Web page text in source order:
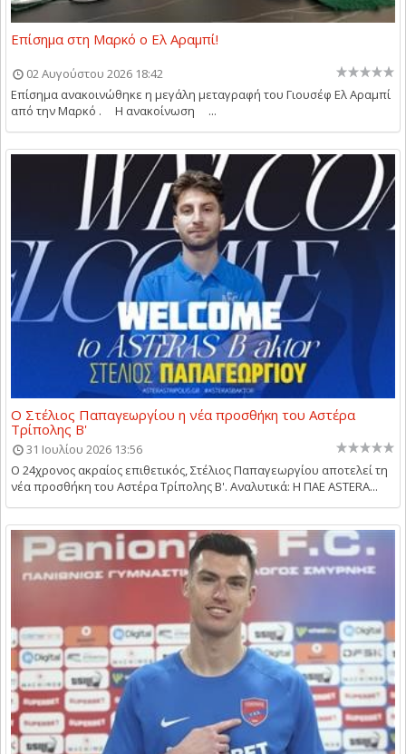
Επίσημα στη Μαρκό ο Ελ Αραμπί!
02 Αυγούστου 2026 18:42
Επίσημα ανακοινώθηκε η μεγάλη μεταγραφή του Γιουσέφ Ελ Αραμπί
από την Μαρκό . Η ανακοίνωση ...
Ο Στέλιος Παπαγεωργίου η νέα προσθήκη του Αστέρα
Τρίπολης Β'
31 Ιουλίου 2026 13:56
Ο 24χρονος ακραίος επιθετικός, Στέλιος Παπαγεωργίου αποτελεί τη
νέα προσθήκη του Αστέρα Τρίπολης Β'. Αναλυτικά: Η ΠΑΕ ASTERA...